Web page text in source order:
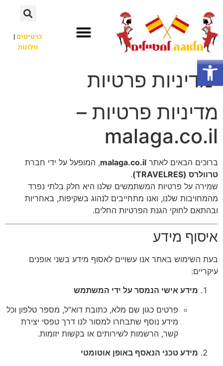
כרטיסים|
מלונות
מדיניות פרטיות
מדיניות פרטיות –
malaga.co.il
ברוכים הבאים לאתר malaga.co.il, המופעל על ידי חברת
טרוולרס (TRAVELRES)
.
שמירה על פרטיות המשתמשים שלנו היא חלק בלתי נפרד
מהמחויבות שלנו, ואנו מתחייבים לנהוג בשקיפות, באחריות
ובהתאם לחוקי הגנת הפרטיות החלים.
איסוף מידע
בעת השימוש באתר אנו עשויים לאסוף מידע בשני אופנים
עיקריים:
מידע אישי הנמסר על ידי המשתמש
פרטים כגון שם מלא, כתובת דוא"ל, מספר טלפון וכל
מידע נוסף שתבחרו למסור לנו דרך טפסי יצירת
קשר, הרשמות לשירותים או בקשות יזומות.
מידע טכני הנאסף באופן אוטומטי
פתח סרגל נגישות